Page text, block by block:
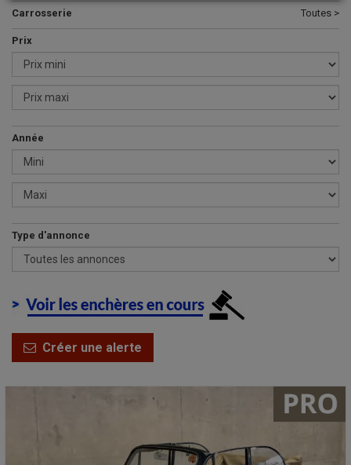
Carrosserie Toutes >
Prix
Année
Type d'annonce
Créer une alerte